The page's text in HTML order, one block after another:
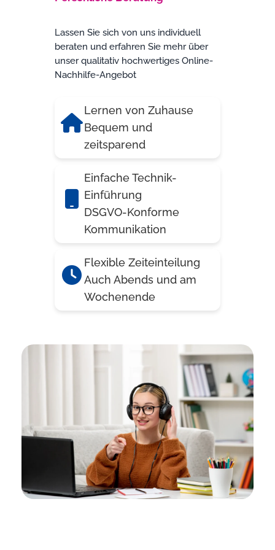
Lassen Sie sich von uns individuell
beraten und erfahren Sie mehr über
unser qualitativ hochwertiges Online-
Nachhilfe-Angebot
Lernen von Zuhause
Bequem und
zeitsparend
Einfache Technik-
Einführung
DSGVO-Konforme
Kommunikation
Flexible Zeiteinteilung
Auch Abends und am
Wochenende